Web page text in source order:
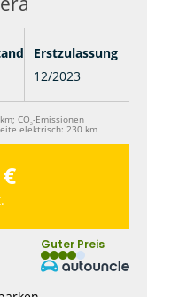
Erstzulassung
12/2023
; CO2-Emissionen
elektrisch: 230 km
Guter Preis